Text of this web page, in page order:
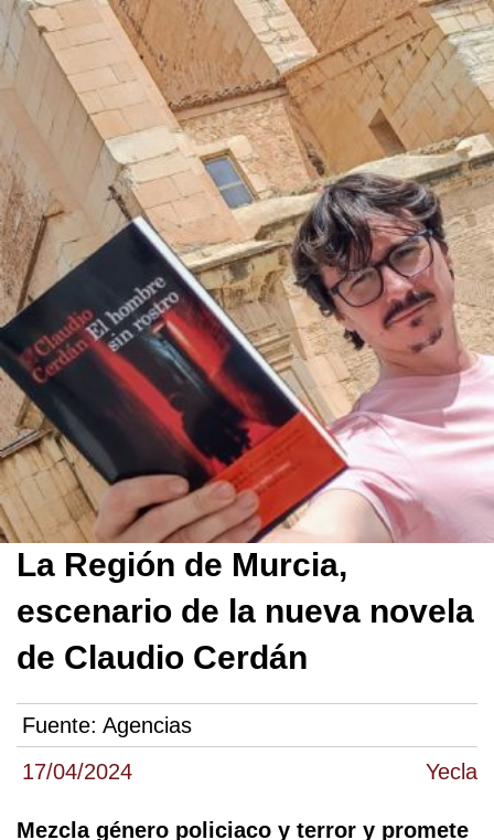
17/04/2024 Yecla
La Región de Murcia,
escenario de la nueva novela
de Claudio Cerdán
Fuente: Agencias
Mezcla género policiaco y terror y promete